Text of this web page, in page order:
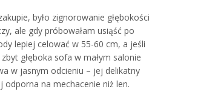
było zignorowanie głębokości
ale gdy próbowałam usiąść po
lepiej celować w 55-60 cm, a jeśli
głęboka sofa w małym salonie
w jasnym odcieniu – jej delikatny
odporna na mechacenie niż len.